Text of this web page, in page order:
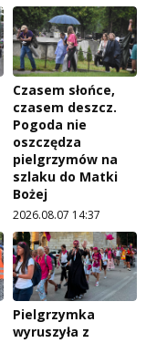
Czasem słońce,
czasem deszcz.
Pogoda nie
oszczędza
pielgrzymów na
szlaku do Matki
Bożej
2026.08.07 14:37
Pielgrzymka
wyruszyła z